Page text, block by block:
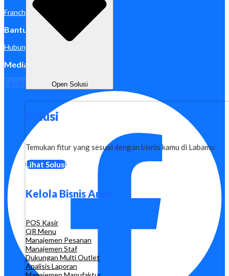
Open Solusi
Solusi
Temukan fitur yang sesuai dengan bisnis kamu di Labamu
Lihat Solusi
Kelola Bisnis Anda
POS Kasir
QR Menu
Manajemen Pesanan
Manajemen Staf
Dukungan Multi Outlet
Analisis Laporan
Franchise
Bantuan
Hubungi Kami
Media Sosial